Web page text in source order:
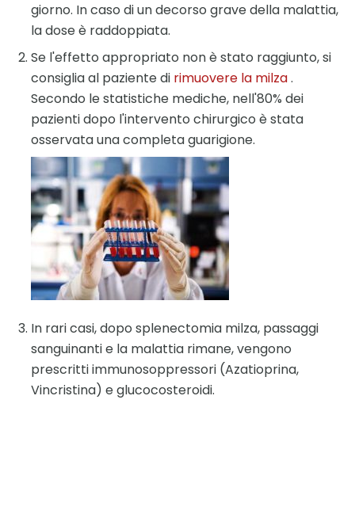
giorno. In caso di un decorso grave della malattia,
la dose è raddoppiata.
Se l'effetto appropriato non è stato raggiunto, si
consiglia al paziente di rimuovere la milza.
Secondo le statistiche mediche, nell'80% dei
pazienti dopo l'intervento chirurgico è stata
osservata una completa guarigione.
In rari casi, dopo splenectomia milza, passaggi
sanguinanti e la malattia rimane, vengono
prescritti immunosoppressori (Azatioprina,
Vincristina) e glucocosteroidi.